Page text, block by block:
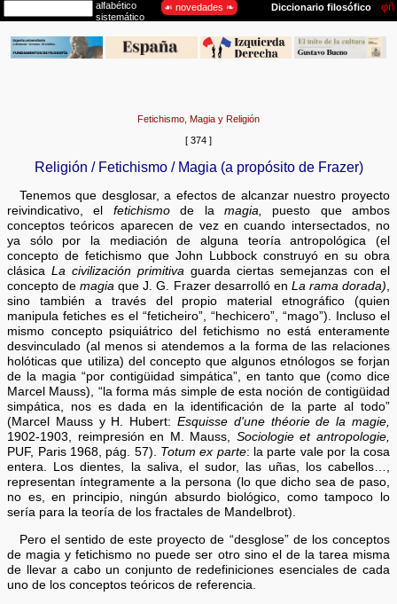
Fetichismo, Magia y Religión
[ 374 ]
Religión / Fetichismo / Magia (a propósito de Frazer)
Tenemos que desglosar, a efectos de alcanzar nuestro proyecto
reivindicativo, el fetichismode la magia, puesto que ambos
conceptos teóricos aparecen de vez en cuando intersectados, no
ya sólo por la mediación de alguna teoría antropológica (el
concepto de fetichismo que John Lubbock construyó en su obra
clásicaLa civilización primitiva guarda ciertas semejanzas con el
concepto demagia que J. G. Frazer desarrolló en La rama dorada),
sino también a través del propio material etnográfico (quien
manipula fetiches es el “feticheiro”, “hechicero”, “mago”). Incluso el
mismo concepto psiquiátrico del fetichismo no está enteramente
desvinculado (al menos si atendemos a la forma de las relaciones
holóticas que utiliza) del concepto que algunos etnólogos se forjan
de la magia “por contigüidad simpática”, en tanto que (como dice
Marcel Mauss), “la forma más simple de esta noción de contigüidad
simpática, nos es dada en la identificación de la parte al todo”
(Marcel Mauss y H. Hubert: Esquisse d'une théorie de la magie,
1902-1903, reimpresión en M. Mauss, Sociologie et antropologie,
PUF, Paris 1968, pág. 57). Totum ex parte: la parte vale por la cosa
entera. Los dientes, la saliva, el sudor, las uñas, los cabellos…,
representan íntegramente a la persona (lo que dicho sea de paso,
no es, en principio, ningún absurdo biológico, como tampoco lo
sería para la teoría de los fractales de Mandelbrot).
Pero el sentido de este proyecto de “desglose” de los conceptos
de magia y fetichismo no puede ser otro sino el de la tarea misma
de llevar a cabo un conjunto de redefiniciones esenciales de cada
uno de los conceptos teóricos de referencia.